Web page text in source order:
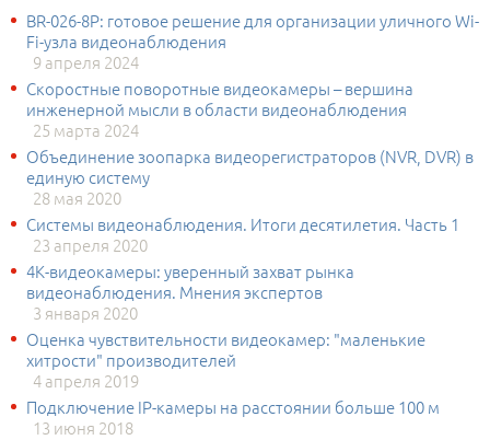
BR-026-8P: готовое решение для организации уличного Wi-
Fi-узла видеонаблюдения
9 апреля 2024
Скоростные поворотные видеокамеры – вершина
инженерной мысли в области видеонаблюдения
25 марта 2024
Объединение зоопарка видеорегистраторов (NVR, DVR) в
единую систему
28 мая 2020
Системы видеонаблюдения. Итоги десятилетия. Часть 1
23 апреля 2020
4К-видеокамеры: уверенный захват рынка
видеонаблюдения. Мнения экспертов
3 января 2020
Оценка чувствительности видеокамер: "маленькие
хитрости" производителей
4 апреля 2019
Подключение IP-камеры на расстоянии больше 100 м
13 июня 2018